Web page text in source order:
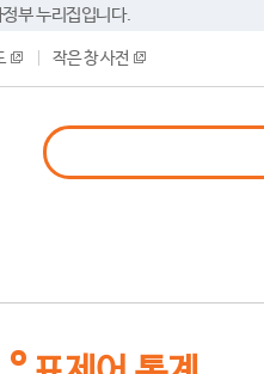
부 누리집입니다.
작은 창 사전